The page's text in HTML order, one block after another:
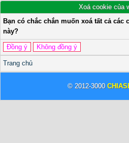
Xoá cookie của
Bạn có chắc chắn muốn xoá tất cả
này?
Trang chủ
© 2012-3000